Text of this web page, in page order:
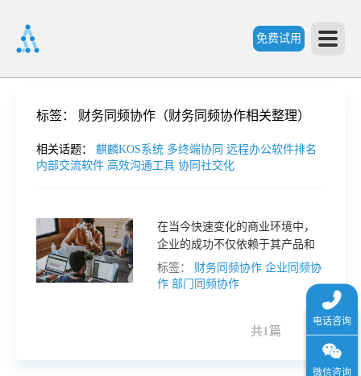
免费试用
标签： 财务同频协作（财务同频协作相关整理）
相关话题： 麒麟KOS系统 多终端协同 远程办公软件排名
内部交流软件 高效沟通工具 协同社交化
在当今快速变化的商业环境中，
企业的成功不仅依赖于其产品和
服务的质量，更在于各部门之间
的高效协作。
标签： 财务同频协作 企业同频协
作 部门同频协作
共1篇 1